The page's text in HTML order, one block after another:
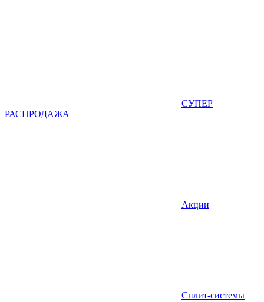
СУПЕР
РАСПРОДАЖА
Акции
Сплит-системы